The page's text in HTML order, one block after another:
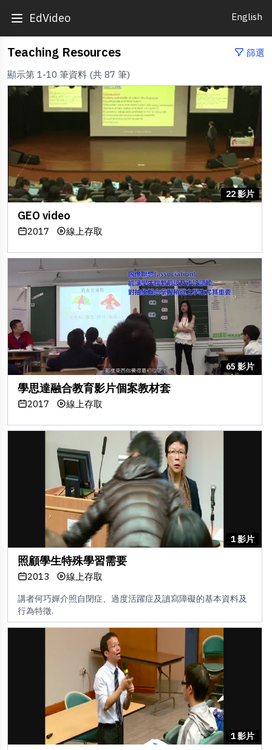
EdVideo English
Teaching Resources
篩選
顯示第 1-10 筆資料 (共 87 筆)
22 影片
GEO video
2017 線上存取
65 影片
學思達融合教育影片個案教材套
2017 線上存取
1 影片
照顧學生特殊學習需要
2013 線上存取
講者何巧嬋介照自閉症、過度活躍症及讀寫障礙的基本資料及
行為特徵.
1 影片